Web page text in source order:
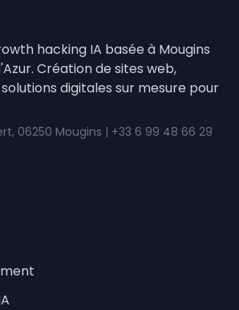
hacking IA basée à Mougins
Création de sites web,
solutions digitales sur mesure pour
06250 Mougins | +33 6 99 48 66 29